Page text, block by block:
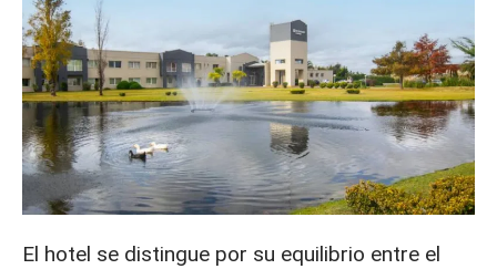
El hotel se distingue por su equilibrio entre el